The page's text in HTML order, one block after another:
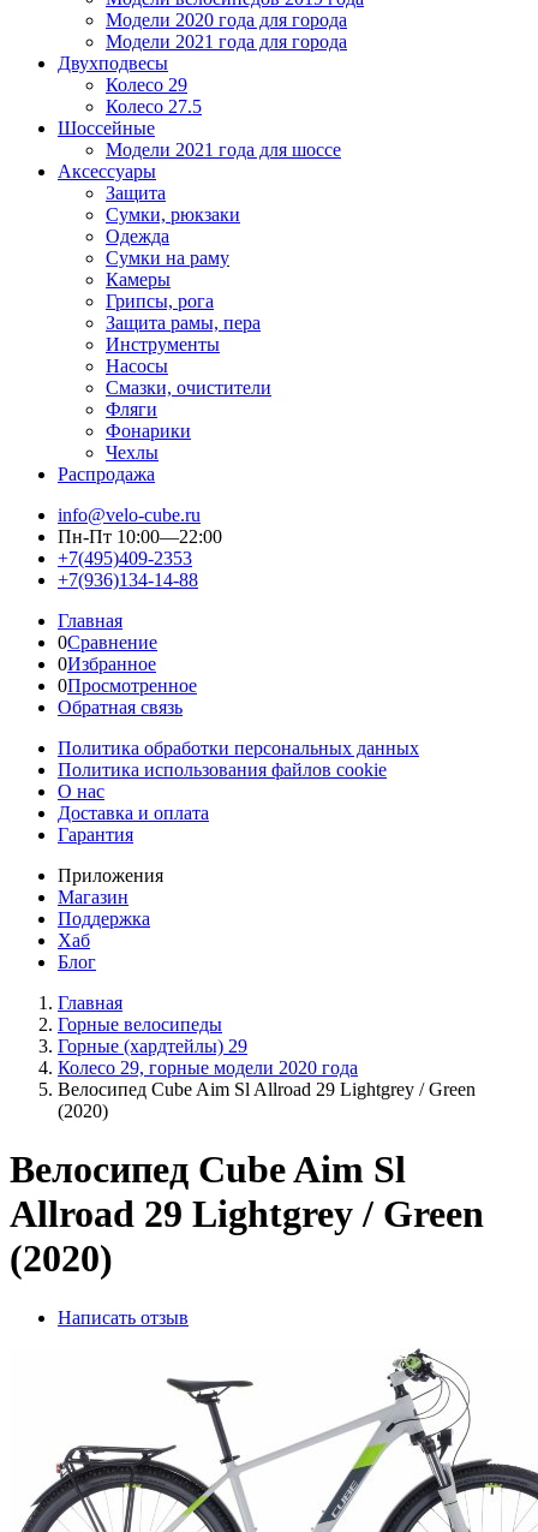
Модели 2020 года для города
Модели 2021 года для города
Двухподвесы
Колесо 29
Колесо 27.5
Шоссейные
Модели 2021 года для шоссе
Аксессуары
Защита
Сумки, рюкзаки
Одежда
Сумки на раму
Камеры
Грипсы, рога
Защита рамы, пера
Инструменты
Насосы
Смазки, очистители
Фляги
Фонарики
Чехлы
Распродажа
info@velo-cube.ru
Пн-Пт 10:00—22:00
+7(495)409-2353
+7(936)134-14-88
Главная
0Сравнение
0Избранное
0Просмотренное
Обратная связь
Политика обработки персональных данных
Политика использования файлов cookie
О нас
Доставка и оплата
Гарантия
Приложения
Магазин
Поддержка
Хаб
Блог
Главная
Горные велосипеды
Горные (хардтейлы) 29
Колесо 29, горные модели 2020 года
Велосипед Cube Aim Sl Allroad 29 Lightgrey / Green
(2020)
Велосипед Cube Aim Sl
Allroad 29 Lightgrey / Green
(2020)
Написать отзыв